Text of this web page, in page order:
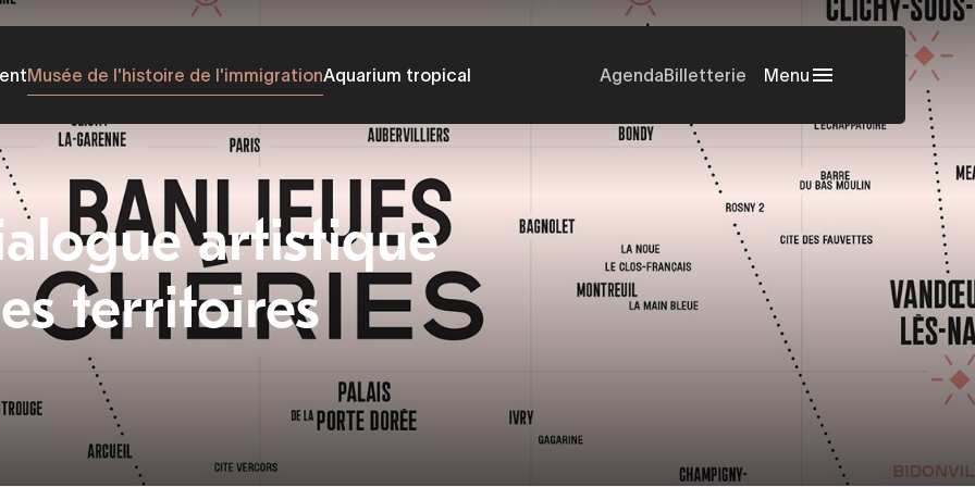
Musée de l'histoire de l'immigrationAquarium tropical AgendaBilletterie Menu
artistique
territoires